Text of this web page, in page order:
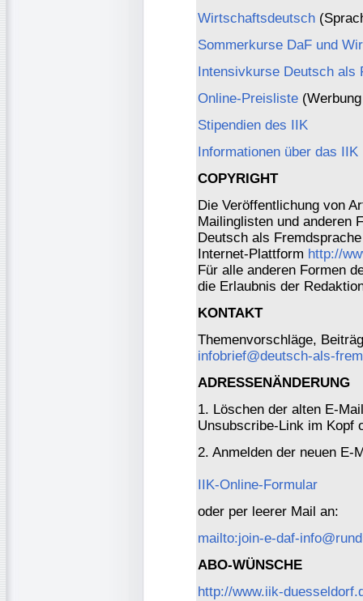
Wirtschaftsdeutsch
Sommerkurse DaF und
Intensivkurse Deutsch als
Online-Preisliste
Stipendien des IIK
Informationen über das IIK
COPYRIGHT
Die Veröffentlichung von
Mailinglisten und anderen
Deutsch als
Internet-Plattform http://
Für alle anderen Formen
die Erlaubnis der
KONTAKT
Themenvorschläge,
infobrief@deutsch-als-
ADRESSENÄNDERUNG
1. Löschen der alten E-
Unsubscribe-Link im Kopf
2. Anmelden der neuen E-
IIK-Online-Formular
oder per leerer Mail an:
mailto:join-e-daf-
ABO-WÜNSCHE
http://www.iik-